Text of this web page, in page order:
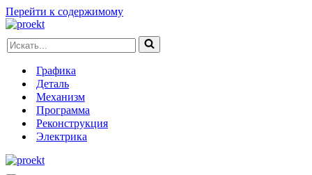
Перейти к содержимому
Искать...
Графика
Деталь
Механизм
Программа
Реконструкция
Электрика